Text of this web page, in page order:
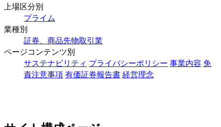
上場区分別
プライム
業種別
証券、商品先物取引業
ページコンテンツ別
サステナビリティ プライバシーポリシー 事業内容 免
責注意事項有価証券報告書経営理念